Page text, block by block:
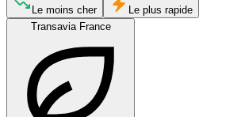
Le moins cher
Le plus rapide
Transavia France